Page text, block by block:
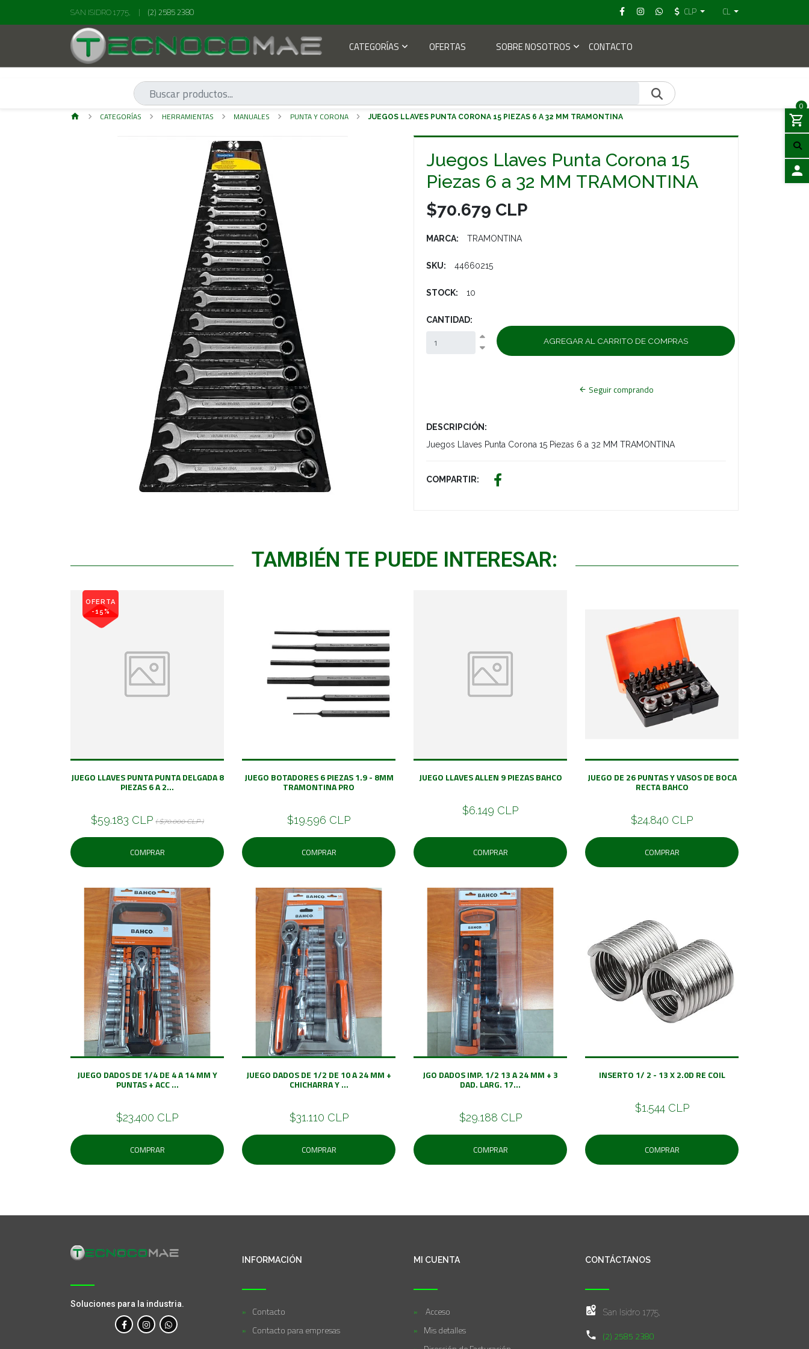
SAN ISIDRO 1775, (2) 2585 2380 CLP CL
CATEGORÍAS OFERTAS SOBRE NOSOTROS CONTACTO
0
CATEGORÍAS HERRAMIENTAS MANUALES PUNTA Y CORONA JUEGOS LLAVES PUNTA CORONA 15 PIEZAS 6 A 32 MM TRAMONTINA
Juegos Llaves Punta Corona 15
Piezas 6 a 32 MM TRAMONTINA
$70.679 CLP
MARCA: TRAMONTINA
SKU: 44660215
STOCK: 10
CANTIDAD:
Seguir comprando
DESCRIPCIÓN:
Juegos Llaves Punta Corona 15 Piezas 6 a 32 MM TRAMONTINA
COMPARTIR:
TAMBIÉN TE PUEDE INTERESAR:
OFERTA
-15%
JUEGO LLAVES PUNTA PUNTA DELGADA 8
PIEZAS 6 A 2...
$59.183 CLP ( $70.000 CLP )
COMPRAR
JUEGO BOTADORES 6 PIEZAS 1.9 - 8MM
TRAMONTINA PRO
$19.596 CLP
COMPRAR
JUEGO LLAVES ALLEN 9 PIEZAS BAHCO
$6.149 CLP
COMPRAR
JUEGO DE 26 PUNTAS Y VASOS DE BOCA
RECTA BAHCO
$24.840 CLP
COMPRAR
JUEGO DADOS DE 1/4 DE 4 A 14 MM Y
PUNTAS + ACC ...
$23.400 CLP
COMPRAR
JUEGO DADOS DE 1/2 DE 10 A 24 MM +
CHICHARRA Y ...
$31.110 CLP
COMPRAR
JGO DADOS IMP. 1/2 13 A 24 MM + 3
DAD. LARG. 17...
$29.188 CLP
COMPRAR
INSERTO 1/ 2 - 13 X 2.0D RE COIL
$1.544 CLP
COMPRAR
Soluciones para la industria.
INFORMACIÓN
Contacto
Contacto para empresas
MI CUENTA
Acceso
Mis detalles
CONTÁCTANOS
San Isidro 1775,
(2) 2585 2380